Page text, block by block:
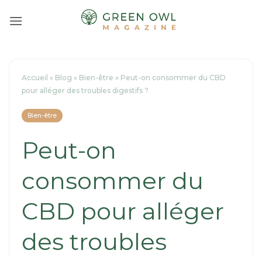
au
Accueil » Blog » Bien-être » Peut-on consommer du CBD
pour alléger des troubles digestifs ?
Bien-être
Peut-on
consommer du
CBD pour alléger
des troubles